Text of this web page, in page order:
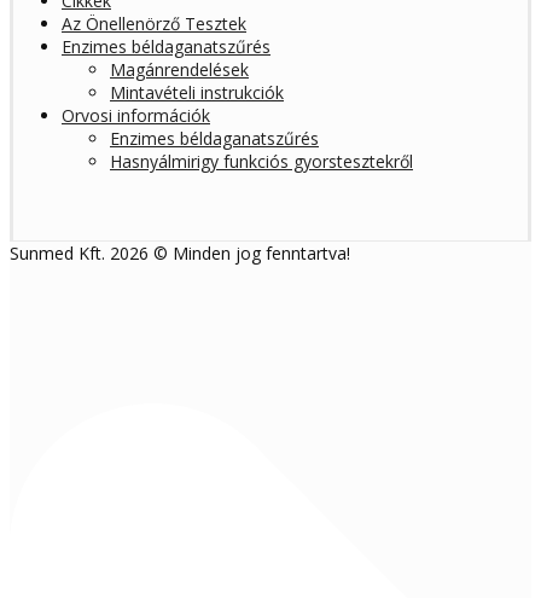
Az Önellenörző Tesztek
Enzimes béldaganatszűrés
Magánrendelések
Mintavételi instrukciók
Orvosi információk
Enzimes béldaganatszűrés
Hasnyálmirigy funkciós gyorstesztekről
Sunmed Kft. 2026 © Minden jog fenntartva!